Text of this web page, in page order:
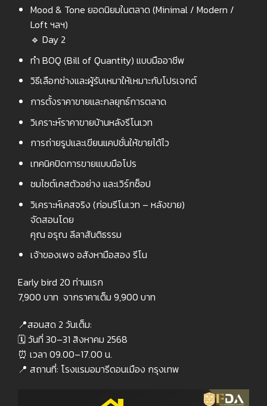
Mood & Tone ยอดนิยมในตลาด (Minimal / Modern /
Loft ฯลฯ)
🔹 Day 2
ทำ BOQ (Bill of Quantity) แบบมืออาชีพ
วิธีเลือกช่างและผู้รับเหมาให้เหมาะกับโปรเจกต์
การตั้งราคาขายและกลยุทธ์การตลาด
วิเคราะห์ราคาขายบ้านหลังรีโนเวท
การถ่ายรูปและเขียนแคปชั่นให้ขายได้ไว
เทคนิคปิดการขายแบบมือโปร
ชมไซต์เคสตัวอย่าง และเวิร์กช็อป
วิเคราะห์เคสจริง (ก่อนรีโนเวท – หลังขาย)
จัดสอนโดย
คุณ อรุณ ลีลาสันติธรรม
เจ้าของเพจ อสังหามือสอง รีโน
Early bird 20 ท่านแรก
7,900 บาท จากราคาเต็ม 9,900 บาท
📍สอนสด 2 วันเต็ม:
🗓 วันที่ 30–31 สิงหาคม 2568
⏰ เวลา 09.00–17.00 น.
📍 สถานที่: โรงแรมอมารีดอนเมือง กรุงเทพ